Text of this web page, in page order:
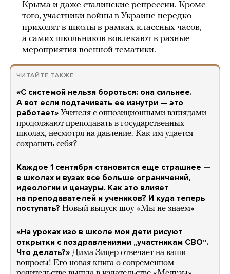
Крыма и даже сталинские репрессии. Кроме
того, участники войны в Украине нередко
приходят в школы в рамках классных часов,
а самих школьников вовлекают в разные
мероприятия военной тематики.
ЧИТАЙТЕ ТАКЖЕ
«С системой нельзя бороться: она сильнее.
А вот если подтачивать ее изнутри — это
работает» Учителя с оппозиционными взглядами
продолжают преподавать в государственных
школах, несмотря на давление. Как им удается
сохранить себя?
Каждое 1 сентября становится еще страшнее —
в школах и вузах все больше ограничений,
идеологии и цензуры. Как это влияет
на преподавателей и учеников? И куда теперь
поступать? Новый выпуск шоу «Мы не знаем»
«На уроках изо в школе мои дети рисуют
открытки с поздравлениями „участникам СВО“.
Что делать? » Дима Зицер отвечает на ваши
вопросы! Его новая книга о современном